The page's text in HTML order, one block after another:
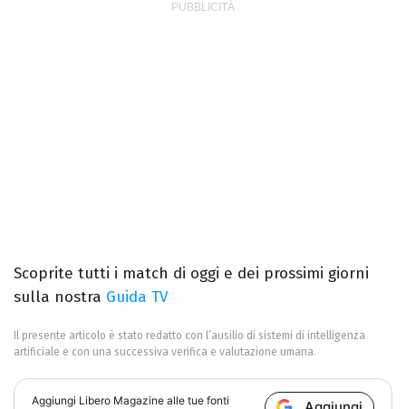
Scoprite tutti i match di oggi e dei prossimi giorni
sulla nostra Guida TV
Il presente articolo è stato redatto con l’ausilio di sistemi di intelligenza
artificiale e con una successiva verifica e valutazione umana.
Aggiungi Libero Magazine alle tue fonti